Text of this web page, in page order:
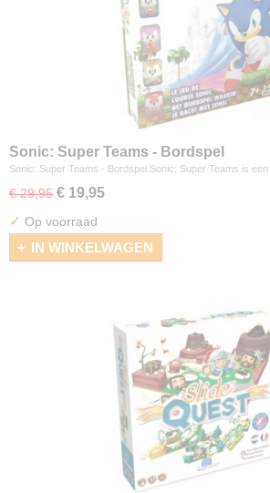
Sonic: Super Teams - Bordspel
Sonic: Super Teams - Bordspel Sonic: Super Teams is een
€ 29,95 € 19,95
✓ Op voorraad
IN WINKELWAGEN